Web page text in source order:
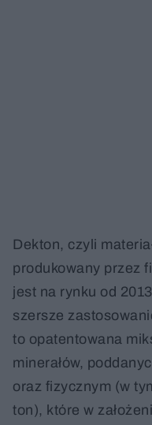
Dekton, czyli
produkowany przez
jest na rynku od
szersze
to opatentowana
minerałów,
oraz fizycznym (w
ton), które w